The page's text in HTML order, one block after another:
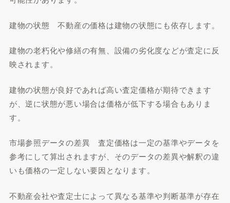
建物の状態 不動産の価格は建物の状態にも依存します。
建物の老朽化や修繕の有無、設備の劣化度などが査定に反
映されます。
建物の状態が良好であれば高い査定価格が期待できます
が、逆に状態が悪い場合は価格が低下する場合もありま
す。
市場参照データの差異 査定価格は一定の基準やデータを
参考にして算出されますが、そのデータの差異や解釈の違
いも価格の一定しない要因となります。
不動産会社や査定士によって異なる基準や判断基準が存在